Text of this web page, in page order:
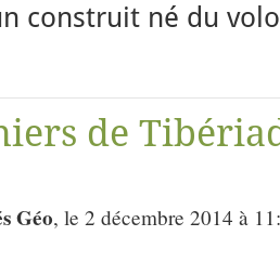
construit né du
de
Géo, le 2 décembre 2014 à